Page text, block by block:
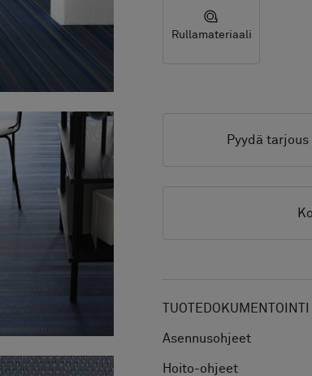
Rullamateriaali
Pyydä tarjous
TUOTEDOKUMENTOINTI
Asennusohjeet
Hoito-ohjeet